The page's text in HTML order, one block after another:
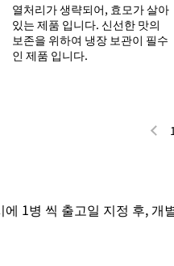
열처리가 생략되어, 효모가 살아
있는 제품 입니다. 신선한 맛의
보존을 위하여 냉장 보관이 필수
인 제품 입니다.
이 1
병 씩 출고일 지정 후, 개별